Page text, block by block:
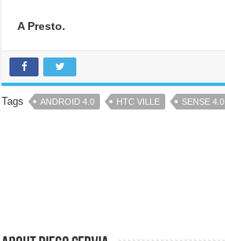
A Presto.
Tags ANDROID 4.0 HTC VILLE SENSE 4.0